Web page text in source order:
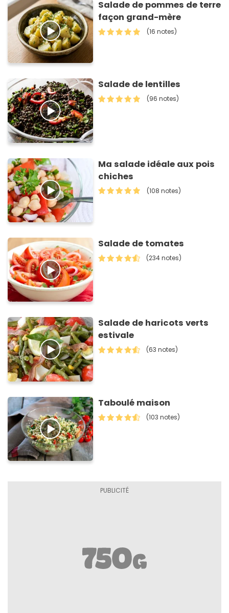
Salade de pommes de terre
façon grand-mère
(16 notes)
Salade de lentilles
(96 notes)
Ma salade idéale aux pois
chiches
(108 notes)
Salade de tomates
(234 notes)
Salade de haricots verts
estivale
(63 notes)
Taboulé maison
(103 notes)